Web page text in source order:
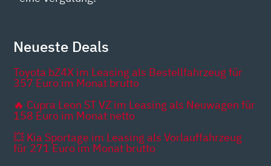
Neueste Deals
Toyota bZ4X im Leasing als Bestellfahrzeug für
357 Euro im Monat brutto
🔥 Cupra Leon ST VZ im Leasing als Neuwagen für
158 Euro im Monat netto
💥 Kia Sportage im Leasing als Vorlauffahrzeug
für 271 Euro im Monat brutto